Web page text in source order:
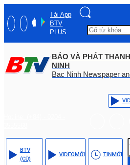
Tải App
BTV
PLUS
BÁO VÀ PHÁT
NINH
Bac Ninh Newspaper
BTV
(CŨ)
VIDEOMỚI TINMỚI